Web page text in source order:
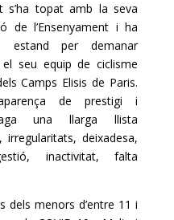
s’ha topat amb la seva
de l’Ensenyament i ha
estand per demanar
seu equip de ciclisme
Camps Elisis de Paris.
de prestigi i
una llarga llista
irregularitats, deixadesa,
inactivitat, falta
dels menors d’entre 11 i